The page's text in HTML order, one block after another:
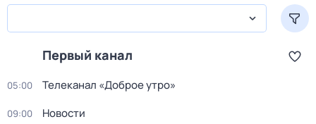
Первый канал
05:00 Телеканал «Доброе утро»
09:00 Новости